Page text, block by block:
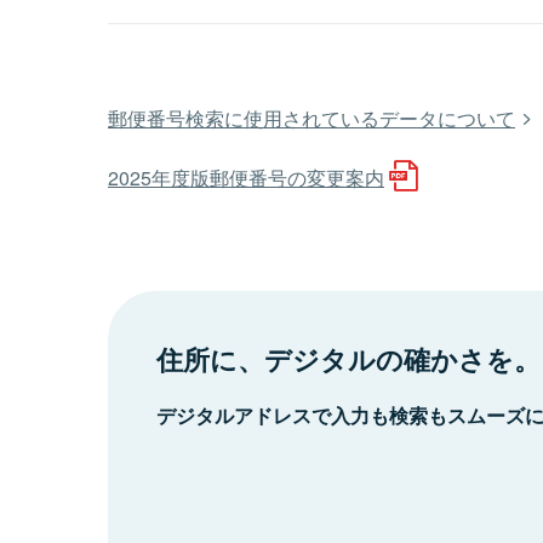
郵便番号検索に使用されているデータについて
2025年度版郵便番号の変更案内
住所に、デジタルの確かさを。
デジタルアドレスで入力も検索もスムーズ